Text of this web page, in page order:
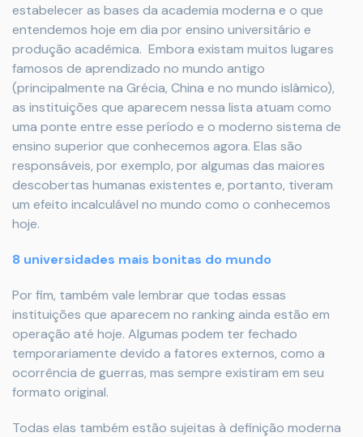
estabelecer as bases da academia moderna e o que
entendemos hoje em dia por ensino universitário e
produção acadêmica. Embora existam muitos lugares
famosos de aprendizado no mundo antigo
(principalmente na Grécia, China e no mundo islâmico),
as instituições que aparecem nessa lista atuam como
uma ponte entre esse período e o moderno sistema de
ensino superior que conhecemos agora. Elas são
responsáveis, por exemplo, ​​por algumas das maiores
descobertas humanas existentes e, portanto, tiveram
um efeito incalculável no mundo como o conhecemos
hoje.
8 universidades mais bonitas do mundo
Por fim, também vale lembrar que todas essas
instituições que aparecem no ranking ainda estão em
operação até hoje. Algumas podem ter fechado
temporariamente devido a fatores externos, como a
ocorrência de guerras, mas sempre existiram em seu
formato original.
Todas elas também estão sujeitas à definição moderna